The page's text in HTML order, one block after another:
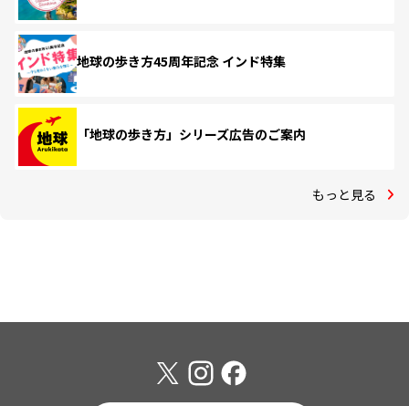
地球の歩き方45周年記念 インド特集
「地球の歩き方」シリーズ広告のご案内
もっと見る